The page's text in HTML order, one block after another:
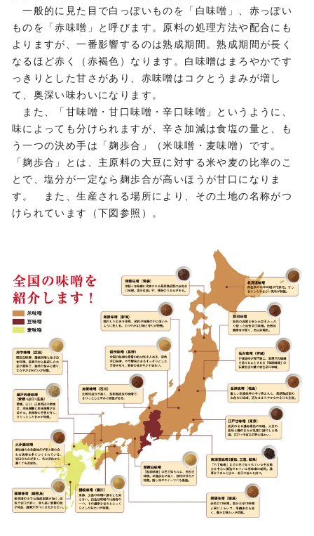
一般的に見た目で白っぽいものを「白味噌」、赤っぽい
ものを「赤味噌」と呼びます。原料の処理方法や配合にも
よりますが、一番影響するのは熟成期間。熟成期間が長く
なるほど赤く（赤褐色）なります。白味噌はまろやかです
っきりとした甘さがあり、赤味噌はコクとうまみが増し
て、奥深い味わいになります。
また、「甘味噌・甘口味噌・辛口味噌」というように、
味によっても分けられますが、辛さ加減は食塩の量と、も
う一つの決め手は「麹歩合」（米味噌・麦味噌）です。
「麹歩合」とは、主原料の大豆に対する米や麦の比率のこ
とで、塩分が一定なら麹歩合が高いほうが甘口になりま
す。 また、生産される場所により、その土地の名称がつ
けられています（下図参照）。